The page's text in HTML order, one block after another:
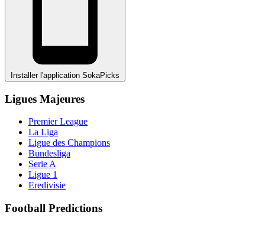
Installer l'application SokaPicks
Ligues Majeures
Premier League
La Liga
Ligue des Champions
Bundesliga
Serie A
Ligue 1
Eredivisie
Football Predictions